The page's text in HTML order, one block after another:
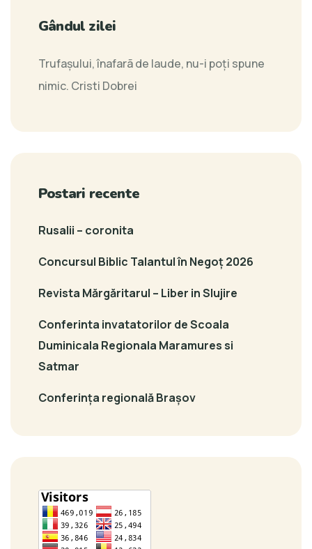
Gândul zilei
Trufaşului, înafarã de laude, nu-i poţi spune
nimic. Cristi Dobrei
Postari recente
Rusalii – coronita
Concursul Biblic Talantul în Negoț 2026
Revista Mărgăritarul – Liber in Slujire
Conferinta invatatorilor de Scoala
Duminicala Regionala Maramures si
Satmar
Conferința regională Brașov